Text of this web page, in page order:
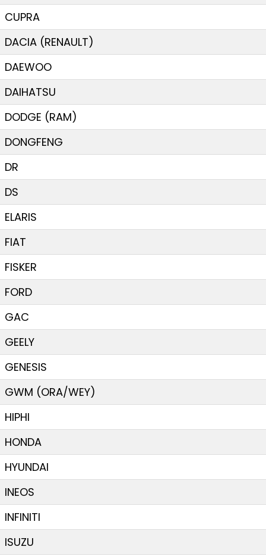
CUPRA
DACIA (RENAULT)
DAEWOO
DAIHATSU
DODGE (RAM)
DONGFENG
DR
DS
ELARIS
FIAT
FISKER
FORD
GAC
GEELY
GENESIS
GWM (ORA/WEY)
HIPHI
HONDA
HYUNDAI
INEOS
INFINITI
ISUZU